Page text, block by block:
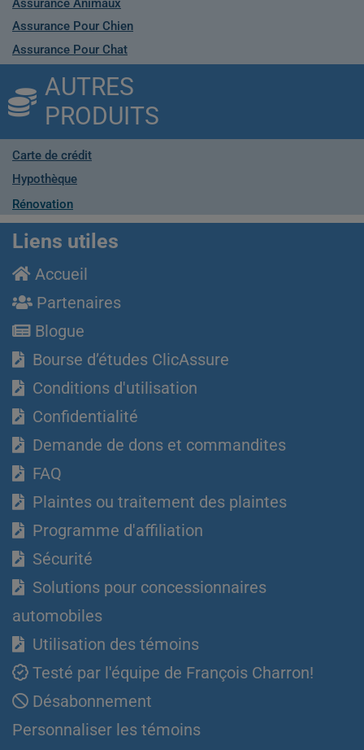
Assurance Animaux
Assurance Pour Chien
Assurance Pour Chat
AUTRES
PRODUITS
Carte de crédit
Hypothèque
Rénovation
Liens utiles
Accueil
Partenaires
Blogue
Bourse d’études ClicAssure
Conditions d'utilisation
Confidentialité
Demande de dons et commandites
FAQ
Plaintes ou traitement des plaintes
Programme d'affiliation
Sécurité
Solutions pour concessionnaires
automobiles
Utilisation des témoins
Testé par l'équipe de François Charron!
Désabonnement
Personnaliser les témoins